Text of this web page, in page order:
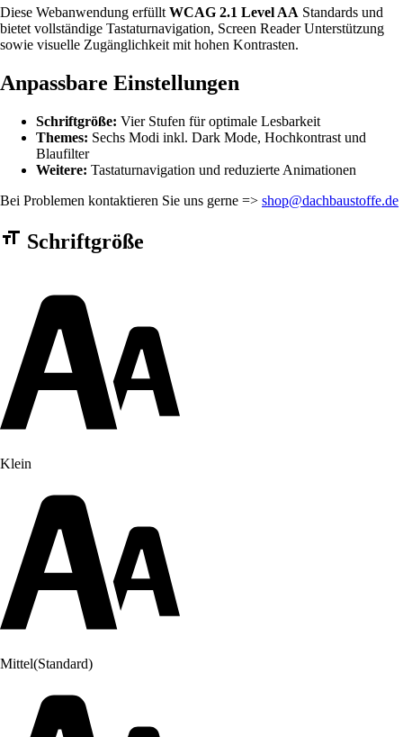
Diese Webanwendung erfüllt WCAG 2.1 Level AA Standards und
bietet vollständige Tastaturnavigation, Screen Reader Unterstützung
sowie visuelle Zugänglichkeit mit hohen Kontrasten.
Anpassbare Einstellungen
Schriftgröße: Vier Stufen für optimale Lesbarkeit
Themes: Sechs Modi inkl. Dark Mode, Hochkontrast und
Blaufilter
Weitere: Tastaturnavigation und reduzierte Animationen
Bei Problemen kontaktieren Sie uns gerne => shop@dachbaustoffe.de
Barrierefreiheit Einstellungen Formular
Schriftgröße
Klein
Mittel(Standard)